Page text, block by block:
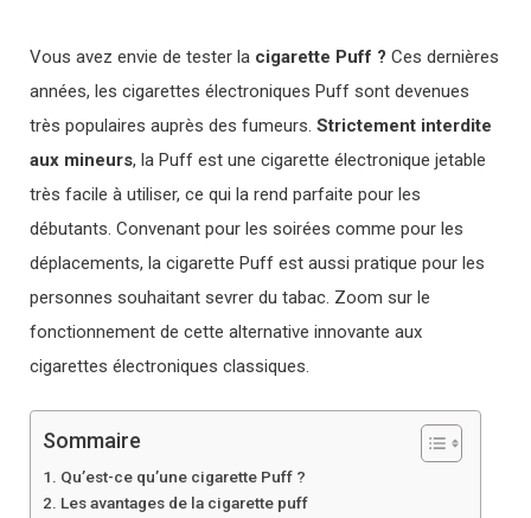
Vous avez envie de tester la cigarette Puff ? Ces dernières
années, les cigarettes électroniques Puff sont devenues
très populaires auprès des fumeurs. Strictement interdite
aux mineurs, la Puff est une cigarette électronique jetable
très facile à utiliser, ce qui la rend parfaite pour les
débutants Convenant pour les soirées comme pour les
déplacements, la cigarette Puff est aussi pratique pour les
personnes souhaitant sevrer du tabac . Zoom sur le
fonctionnement de cette alternative innovante aux
cigarettes électroniques classiques.
Sommaire
Qu’est-ce qu’une cigarette Puff ?
Les avantages de la cigarette puff